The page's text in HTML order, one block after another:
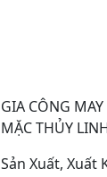
GIA CÔNG
MẶC THỦY
Sản Xuất, Xuất